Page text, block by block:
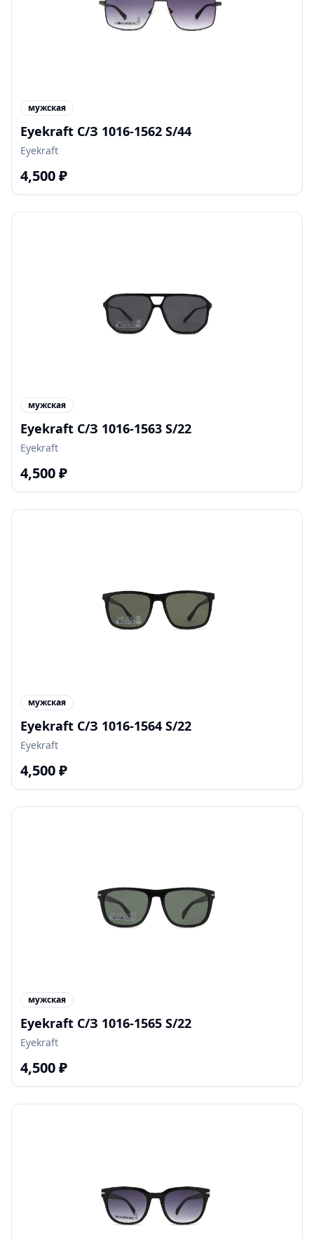
мужская
Eyekraft С/З 1016-1562 S/44
Eyekraft
4,500₽
мужская
Eyekraft С/З 1016-1563 S/22
Eyekraft
4,500₽
мужская
Eyekraft С/З 1016-1564 S/22
Eyekraft
4,500₽
мужская
Eyekraft С/З 1016-1565 S/22
Eyekraft
4,500₽